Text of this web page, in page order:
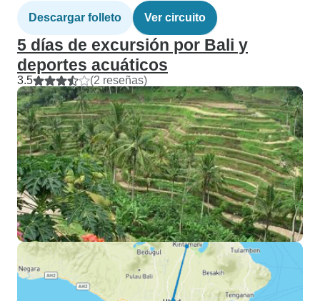
Descargar folleto Ver circuito
5 días de excursión por Bali y
deportes acuáticos
3.5 (2 reseñas)